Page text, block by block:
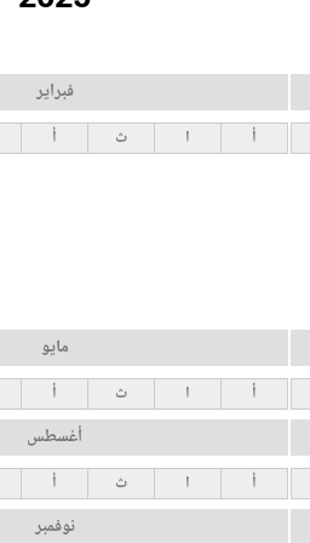
فبراير
أ ا ث أ
مايو
أ ا ث أ
أغسطس
أ ا ث أ
نوفمبر